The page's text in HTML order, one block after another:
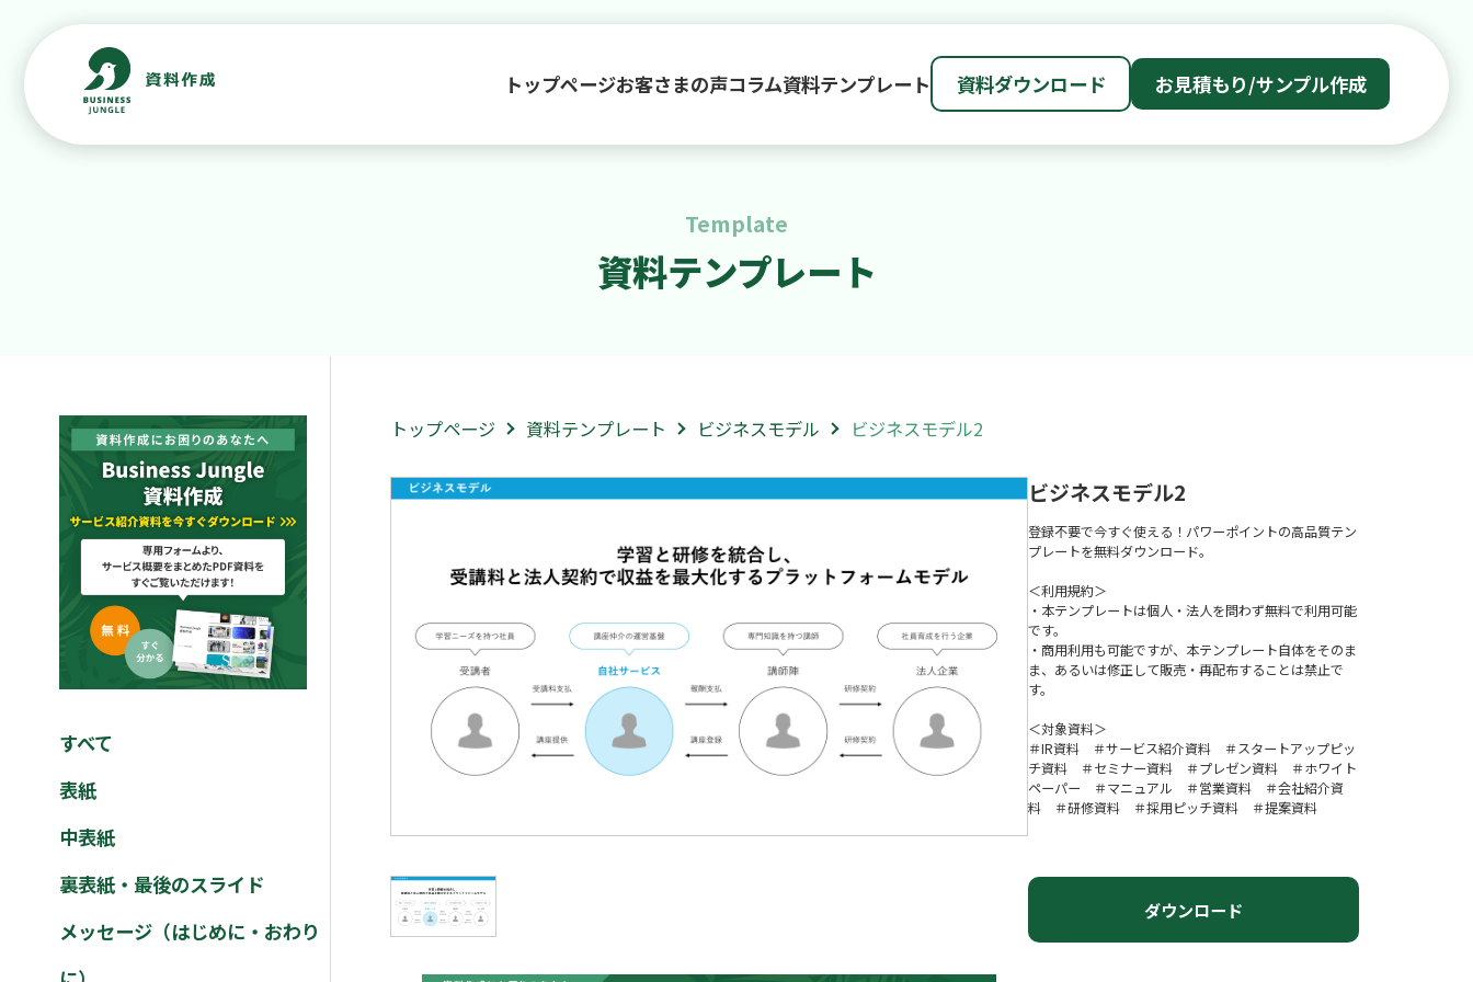
トップページお客さまの声コラム資料テンプレート 資料ダウンロード お見積もり/サンプル作成
Template
資料テンプレート
すべて
表紙
中表紙
裏表紙・最後のスライド
メッセージ（はじめに・おわり
トップページ 資料テンプレート ビジネスモデル ビジネスモデル2
ビジネスモデル2
登録不要で今すぐ使える！パワーポイントの高品質テン
プレートを無料ダウンロード。
＜利用規約＞
・本テンプレートは個人・法人を問わず無料で利用可能
です。
・商用利用も可能ですが、本テンプレート自体をそのま
ま、あるいは修正して販売・再配布することは禁止で
す。
＜対象資料＞
＃IR資料 ＃サービス紹介資料 ＃スタートアップピッ
チ資料 ＃セミナー資料 ＃プレゼン資料 ＃ホワイト
ペーパー ＃マニュアル ＃営業資料 ＃会社紹介資
料 ＃研修資料 ＃採用ピッチ資料 ＃提案資料
ダウンロード